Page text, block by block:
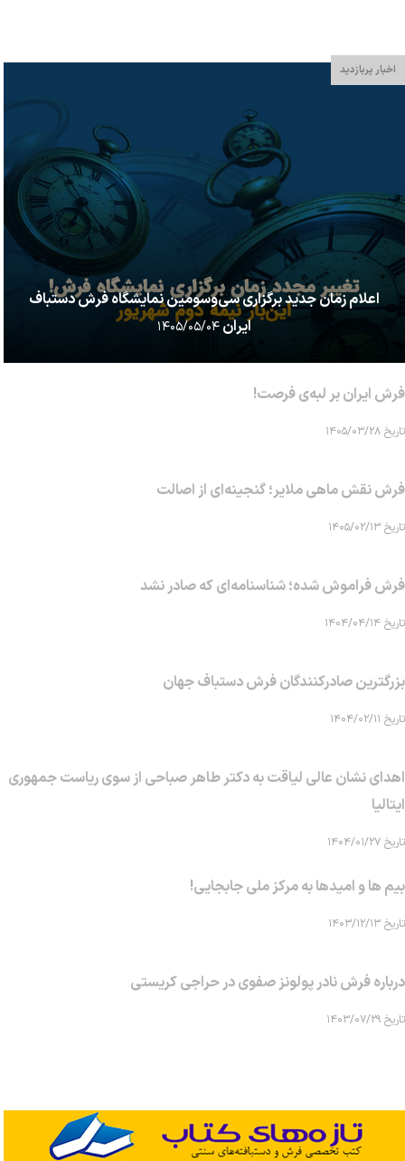
اخبار پربازدید
اعلام زمان جدید برگزاری سی‌وسومین نمایشگاه فرش دستباف
ایران۱۴۰۵/۰۵/۰۴
فرش ایران بر لبه‌ی فرصت!
تاریخ ۱۴۰۵/۰۳/۲۸
فرش نقش ماهی‌ ملایر؛ گنجینه‌ای از اصالت
تاریخ ۱۴۰۵/۰۲/۱۳
فرش فراموش شده؛ شناسنامه‌ای که صادر نشد
تاریخ ۱۴۰۴/۰۴/۱۴
بزرگترین صادرکنندگان فرش دستباف جهان
تاریخ ۱۴۰۴/۰۲/۱۱
اهدای نشان عالی لیاقت به دکتر طاهر صباحی از سوی ریاست جمهوری
ایتالیا
تاریخ ۱۴۰۴/۰۱/۲۷
بیم ها و امیدها به مرکز ملی جابجایی!
تاریخ ۱۴۰۳/۱۲/۱۳
درباره فرش نادر پولونز صفوی در حراجی کریستی
تاریخ ۱۴۰۳/۰۷/۲۹